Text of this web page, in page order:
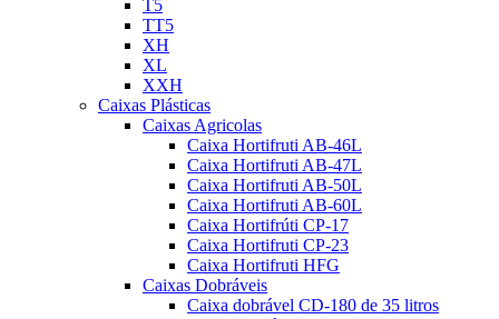
T5
TT5
XH
XL
XXH
Caixas Plásticas
Caixas Agricolas
Caixa Hortifruti AB-46L
Caixa Hortifruti AB-47L
Caixa Hortifruti AB-50L
Caixa Hortifruti AB-60L
Caixa Hortifrúti CP-17
Caixa Hortifruti CP-23
Caixa Hortifruti HFG
Caixas Dobráveis
Caixa dobrável CD-180 de 35 litros